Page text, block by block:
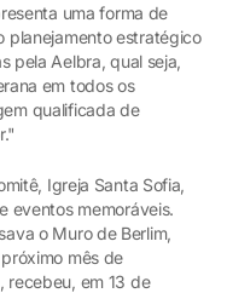
uma forma de
planejamento estratégico
pela Aelbra, qual seja,
em todos os
qualificada de
Igreja Santa Sofia,
eventos memoráveis.
o Muro de Berlim,
mês de
recebeu, em 13 de